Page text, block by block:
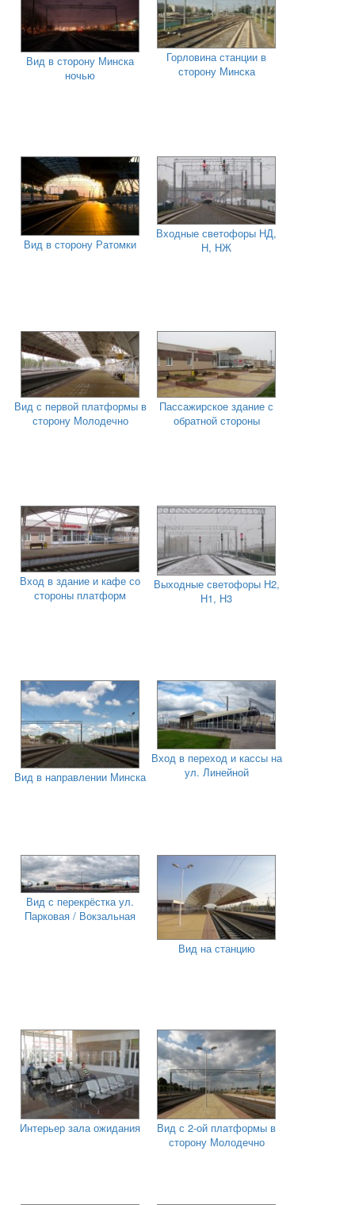
Вид в сторону Минска
ночью
Горловина станции в
сторону Минска
Вид в сторону Ратомки
Входные светофоры НД,
Н, НЖ
Вид с первой платформы в
сторону Молодечно
Пассажирское здание с
обратной стороны
Вход в здание и кафе со
стороны платформ
Выходные светофоры Н2,
Н1, Н3
Вид в направлении Минска
Вход в переход и кассы на
ул. Линейной
Вид с перекрёстка ул.
Парковая / Вокзальная
Вид на станцию
Интерьер зала ожидания
Вид с 2-ой платформы в
сторону Молодечно